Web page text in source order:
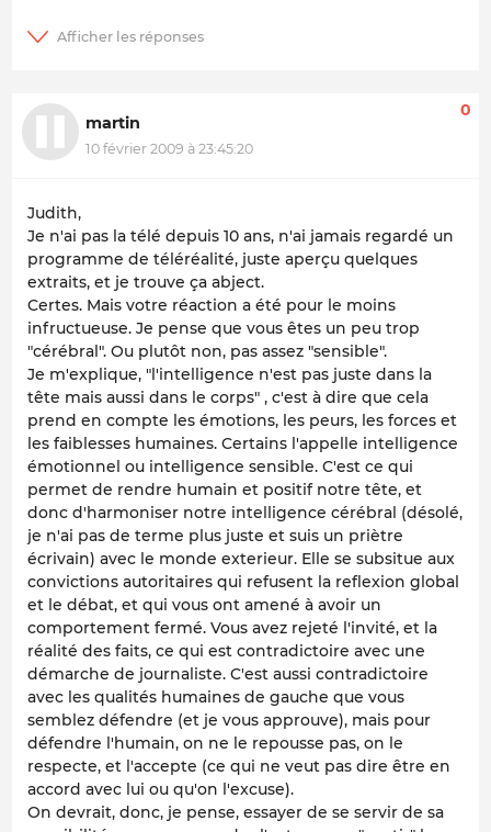
martin
10 février 2009 à 23:45:20
0
Judith,
Je n'ai pas la télé depuis 10 ans, n'ai jamais regardé un
programme de téléréalité, juste aperçu quelques
extraits, et je trouve ça abject.
Certes. Mais votre réaction a été pour le moins
infructueuse. Je pense que vous êtes un peu trop
"cérébral". Ou plutôt non, pas assez "sensible".
Je m'explique, "l'intelligence n'est pas juste dans la
tête mais aussi dans le corps" , c'est à dire que cela
prend en compte les émotions, les peurs, les forces et
les faiblesses humaines. Certains l'appelle intelligence
émotionnel ou intelligence sensible. C'est ce qui
permet de rendre humain et positif notre tête, et
donc d'harmoniser notre intelligence cérébral (désolé,
je n'ai pas de terme plus juste et suis un priètre
écrivain) avec le monde exterieur. Elle se subsitue aux
convictions autoritaires qui refusent la reflexion global
et le débat, et qui vous ont amené à avoir un
comportement fermé. Vous avez rejeté l'invité, et la
réalité des faits, ce qui est contradictoire avec une
démarche de journaliste. C'est aussi contradictoire
avec les qualités humaines de gauche que vous
semblez défendre (et je vous approuve), mais pour
défendre l'humain, on ne le repousse pas, on le
respecte, et l'accepte (ce qui ne veut pas dire être en
accord avec lui ou qu'on l'excuse).
On devrait, donc, je pense, essayer de se servir de sa